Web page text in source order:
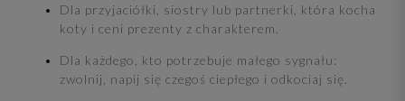
Dla przyjaciółki, siostry lub partnerki, która kocha
koty i ceni prezenty z charakterem.
Dla każdego, kto potrzebuje małego sygnału:
zwolnij, napij się czegoś ciepłego i odkociaj się.